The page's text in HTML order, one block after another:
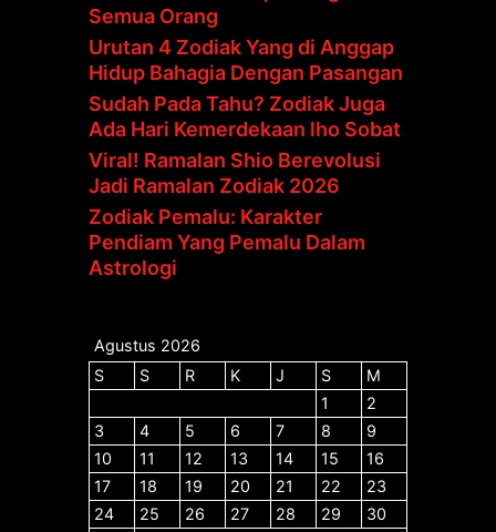
Semua Orang
Urutan 4 Zodiak Yang di Anggap
Hidup Bahagia Dengan Pasangan
Sudah Pada Tahu? Zodiak Juga
Ada Hari Kemerdekaan lho Sobat
Viral! Ramalan Shio Berevolusi
Jadi Ramalan Zodiak 2026
Zodiak Pemalu: Karakter
Pendiam Yang Pemalu Dalam
Astrologi
Agustus 2026
S
S R K J S
M
1
2
3
4 5 6 7 8
9
10
11 12 13 14 15
16
17
18 19 20 21 22
23
24
25 26 27 28 29
30